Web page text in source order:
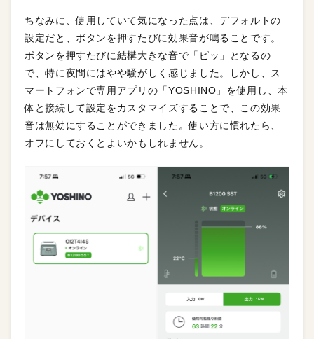
ちなみに、使用していて気になった点は、デフォルトの
設定だと、ボタンを押すたびに効果音が鳴ることです。
ボタンを押すたびに結構大きな音で「ピッ」となるの
で、特に夜間にはやや騒がしく感じました。しかし、ス
マートフォンで専用アプリの「YOSHINO」を使用し、本
体と接続して設定をカスタマイズすることで、この効果
音は無効にすることができました。使い方に慣れたら、
オフにしておくとよいかもしれません。